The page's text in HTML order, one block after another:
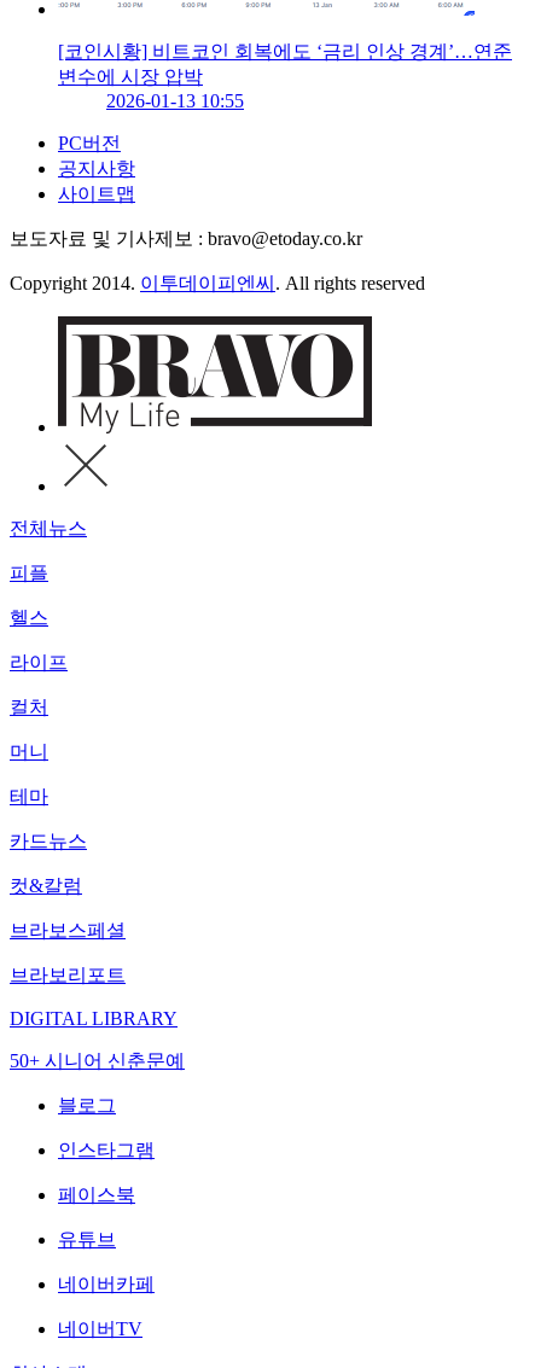
[코인시황] 비트코인 회복에도 ‘금리 인상 경계’…연준
변수에 시장 압박
2026-01-13 10:55
PC버전
공지사항
사이트맵
보도자료 및 기사제보 : bravo@etoday.co.kr
Copyright 2014. 이투데이피엔씨 . All rights reserved
전체뉴스
피플
헬스
라이프
컬처
머니
테마
카드뉴스
컷&칼럼
브라보스페셜
브라보리포트
DIGITAL LIBRARY
50+ 시니어 신춘문예
블로그
인스타그램
페이스북
유튜브
네이버카페
네이버TV